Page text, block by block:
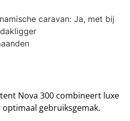
caravan: Ja, met bij
Nova 300 combineert luxe
gebruiksgemak.